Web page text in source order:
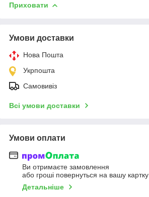
Приховати
Умови доставки
Нова Пошта
Укрпошта
Самовивіз
Всі умови доставки
Умови оплати
Ви отримаєте замовлення
або гроші повернуться на вашу картку
Детальніше